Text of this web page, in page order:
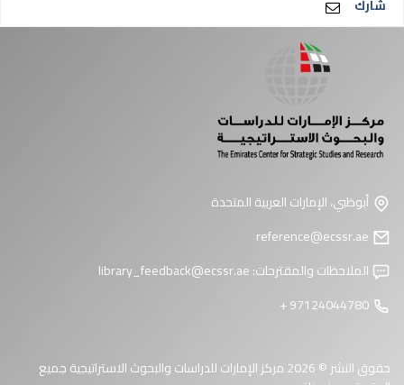
شارك
أبوظبي، الإمارات العربية المتحدة
الملاحظات والمقترحات:library_feedback@ecssr.ae
حقوق النشر © 2026 مركز الإمارات للدراسات والبحوث الاستراتيجية جميع